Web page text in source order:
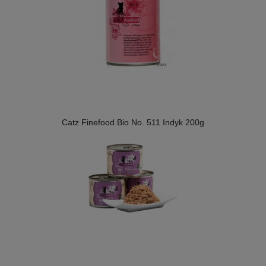
Catz Finefood Bio No. 511 Indyk 200g